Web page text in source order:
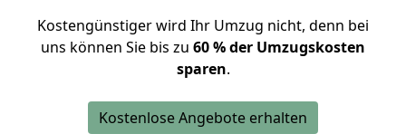
Kostengünstiger wird Ihr Umzug nicht, denn bei
uns können Sie bis zu 60 % der Umzugskosten
sparen.
Kostenlose Angebote erhalten